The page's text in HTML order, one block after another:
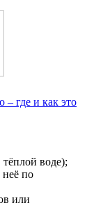
– где и как это
воде);
неё по
или